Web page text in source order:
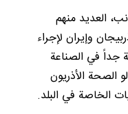
العديد منهم
وإيران لإجراء
جداً في الصناعة
الصحة الأذريون
الخاصة في البلد.